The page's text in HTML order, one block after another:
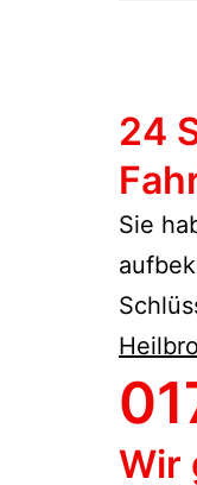
24
Sie
Wir